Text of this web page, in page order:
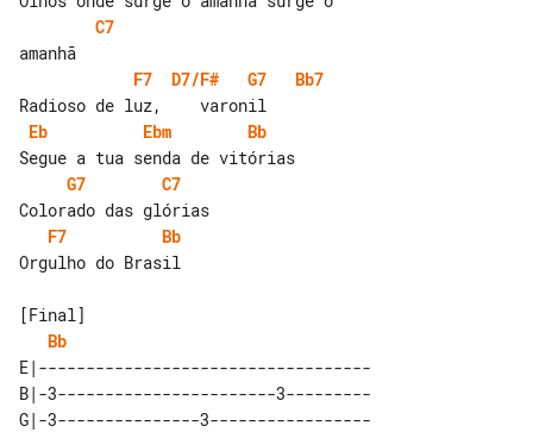
C7
F7
D7/F# G7
Bb7
Eb
Ebm
Bb
G7
C7
F7
Bb
Orgulho do Brasil
Bb
E|-----------------------------------
B|-3-----------------------3---------
G|-3---------------3-----------------